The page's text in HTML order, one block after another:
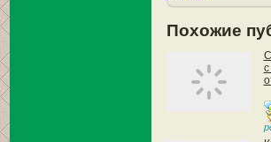
Похожие